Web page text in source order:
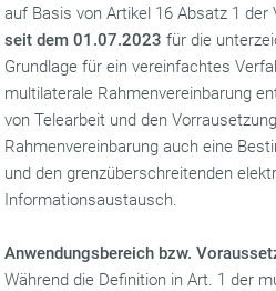
auf Basis von Artikel 16 Absatz 1 der
seit dem 01.07.2023 für die
Grundlage für ein vereinfachtes
multilaterale Rahmenvereinbarung
von Telearbeit und den
Rahmenvereinbarung auch eine
und den grenzüberschreitenden
Informationsaustausch.
Anwendungsbereich bzw.
Während die Definition in Art. 1 der